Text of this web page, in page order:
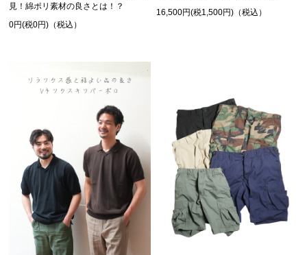
見！綿ポリ素材の良さとは！？
0円(税0円)（税込）
16,500円(税1,500円)（税込）